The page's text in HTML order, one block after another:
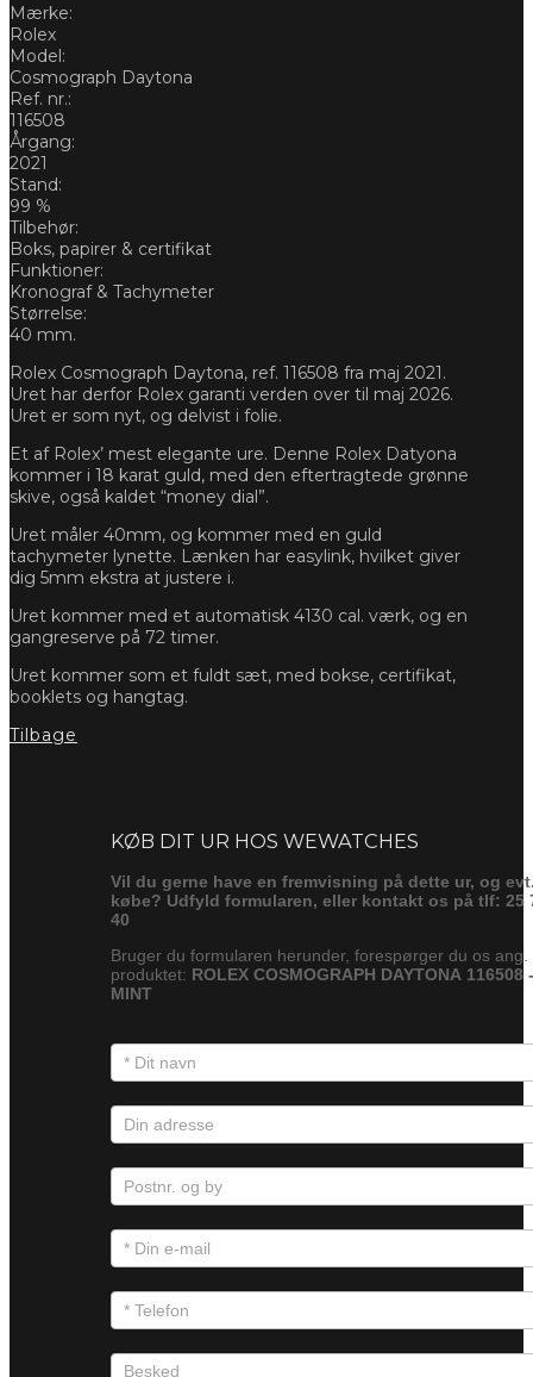
Mærke:
Rolex
Model:
Cosmograph Daytona
Ref. nr.:
116508
Årgang:
2021
Stand:
99 %
Tilbehør:
Boks, papirer & certifikat
Funktioner:
Kronograf & Tachymeter
Størrelse:
40 mm.
Rolex Cosmograph Daytona, ref. 116508 fra maj 2021.
Uret har derfor Rolex garanti verden over til maj 2026.
Uret er som nyt, og delvist i folie.
Et af Rolex’ mest elegante ure. Denne Rolex Datyona
kommer i 18 karat guld, med den eftertragtede grønne
skive, også kaldet “money dial”.
Uret måler 40mm, og kommer med en guld
tachymeter lynette. Lænken har easylink, hvilket giver
dig 5mm ekstra at justere i.
Uret kommer med et automatisk 4130 cal. værk, og en
gangreserve på 72 timer.
Uret kommer som et fuldt sæt, med bokse, certifikat,
booklets og hangtag.
Tilbage
KØB DIT UR HOS WEWATCHES
Vil du gerne have en fremvisning på dette ur, og
købe? Udfyld formularen, eller kontakt os på tlf: 25
40
Bruger du formularen herunder, forespørger du os ang.
produktet: ROLEX COSMOGRAPH DAYTONA 116508 -
MINT